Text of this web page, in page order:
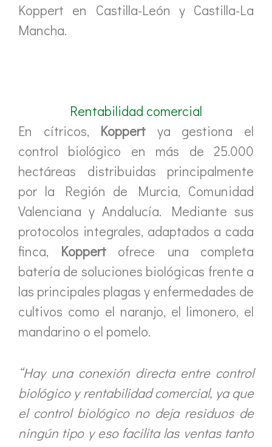
Koppert en Castilla-León y Castilla-La
Mancha.
Rentabilidad comercial
En cítricos, Koppert ya gestiona el
control biológico en más de 25.000
hectáreas distribuidas principalmente
por la Región de Murcia, Comunidad
Valenciana y Andalucía. Mediante sus
protocolos integrales, adaptados a cada
finca, Koppertofrece una completa
batería de soluciones biológicas frente a
las principales plagas y enfermedades de
cultivos como el naranjo, el limonero, el
mandarino o el pomelo.
“Hay una conexión directa entre control
biológico y rentabilidad comercial, ya que
el control biológico no deja residuos de
ningún tipo y eso facilita las ventas tanto